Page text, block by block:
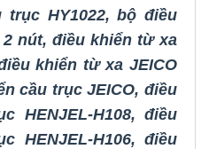
HY1022,bộđiều
nút,điều khiển từ xa
khiển từ xa JEICO
cầu trục JEICO, điều
HENJEL-H108, điều
HENJEL-H106, điều